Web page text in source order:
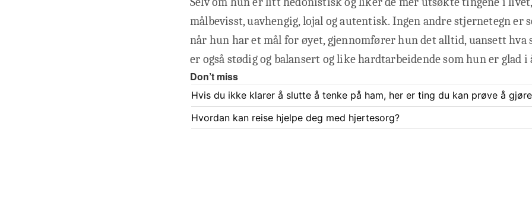
målbevisst, uavhengig, lojal og autentisk. Ingen andre stjernetegn er
når hun har et mål for øyet, gjennomfører hun det alltid, uansett hva
er også stødig og balansert og like hardtarbeidende som hun er glad i
Don’t miss
Hvis du ikke klarer å slutte å tenke på ham, her er ting du kan prøve å
Hvordan kan reise hjelpe deg med hjertesorg?